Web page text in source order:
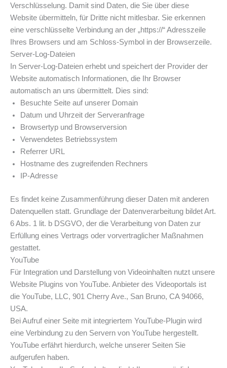
Verschlüsselung. Damit sind Daten, die Sie über diese
Website übermitteln, für Dritte nicht mitlesbar. Sie erkennen
eine verschlüsselte Verbindung an der „https://“ Adresszeile
Ihres Browsers und am Schloss-Symbol in der Browserzeile.
Server-Log-Dateien
In Server-Log-Dateien erhebt und speichert der Provider der
Website automatisch Informationen, die Ihr Browser
automatisch an uns übermittelt. Dies sind:
Besuchte Seite auf unserer Domain
Datum und Uhrzeit der Serveranfrage
Browsertyp und Browserversion
Verwendetes Betriebssystem
Referrer URL
Hostname des zugreifenden Rechners
IP-Adresse
Es findet keine Zusammenführung dieser Daten mit anderen
Datenquellen statt. Grundlage der Datenverarbeitung bildet Art.
6 Abs. 1 lit. b DSGVO, der die Verarbeitung von Daten zur
Erfüllung eines Vertrags oder vorvertraglicher Maßnahmen
gestattet.
YouTube
Für Integration und Darstellung von Videoinhalten nutzt unsere
Website Plugins von YouTube. Anbieter des Videoportals ist
die YouTube, LLC, 901 Cherry Ave., San Bruno, CA 94066,
USA.
Bei Aufruf einer Seite mit integriertem YouTube-Plugin wird
eine Verbindung zu den Servern von YouTube hergestellt.
YouTube erfährt hierdurch, welche unserer Seiten Sie
aufgerufen haben.